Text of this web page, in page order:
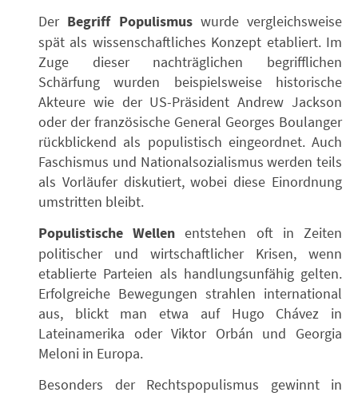
Der Begriff Populismuswurde vergleichsweise
spät als wissenschaftliches Konzept etabliert. Im
Zuge dieser nachträglichen begrifflichen
Schärfung wurden beispielsweise historische
Akteure wie der US-Präsident Andrew Jackson
oder der französische General Georges Boulanger
rückblickend als populistisch eingeordnet. Auch
Faschismus und Nationalsozialismus werden teils
als Vorläufer diskutiert, wobei diese Einordnung
umstritten bleibt.
Populistische Wellenentstehen oft in Zeiten
politischer und wirtschaftlicher Krisen, wenn
etablierte Parteien als handlungsunfähig gelten.
Erfolgreiche Bewegungen strahlen international
aus, blickt man etwa auf Hugo Chávez in
Lateinamerika oder Viktor Orbán und Georgia
Meloni in Europa.
Besonders der Rechtspopulismus gewinnt in